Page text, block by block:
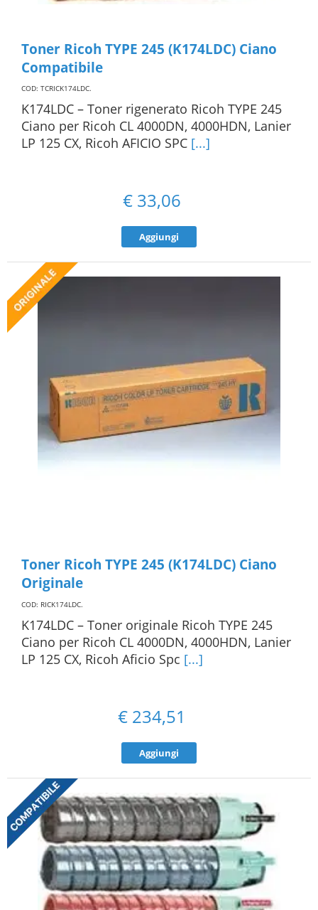
Toner Ricoh TYPE 245 (K174LDC) Ciano
Compatibile
COD: TCRICK174LDC.
K174LDC – Toner rigenerato Ricoh TYPE 245
Ciano per Ricoh CL 4000DN, 4000HDN, Lanier
LP 125 CX, Ricoh AFICIO SPC [...]
€ 33,06
Aggiungi
Toner Ricoh TYPE 245 (K174LDC) Ciano
Originale
COD: RICK174LDC.
K174LDC – Toner originale Ricoh TYPE 245
Ciano per Ricoh CL 4000DN, 4000HDN, Lanier
LP 125 CX, Ricoh Aficio Spc [...]
€ 234,51
Aggiungi